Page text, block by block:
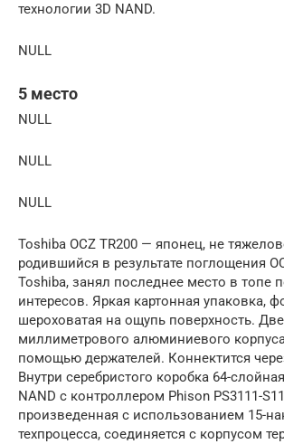
технологии 3D NAND.
NULL
5 место
NULL
NULL
NULL
Toshiba OCZ TR200 — японец, не
родившийся в результате поглощения
Toshiba, занял последнее место в топе
интересов. Яркая картонная упаковка,
шероховатая на ощупь поверхность.
миллиметрового алюминиевого
помощью держателей. Коннектится
Внутри серебристого коробка 64-
NAND с контроллером Phison PS3111-
произведенная с использованием 15-
техпроцесса, соединяется с корпусом